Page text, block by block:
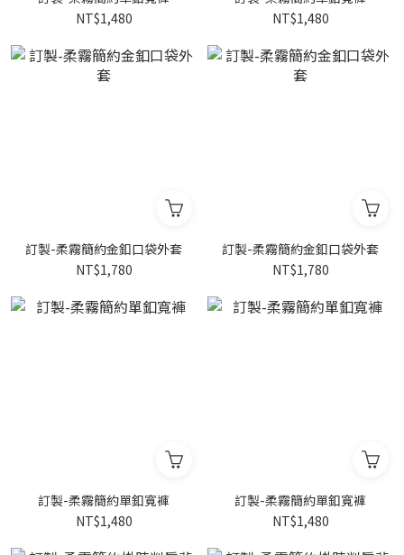
NT$1,480
NT$1,480
訂製-柔霧簡約金釦口袋外套
NT$1,780
訂製-柔霧簡約金釦口袋外套
NT$1,780
訂製-柔霧簡約單釦寬褲
NT$1,480
訂製-柔霧簡約單釦寬褲
NT$1,480